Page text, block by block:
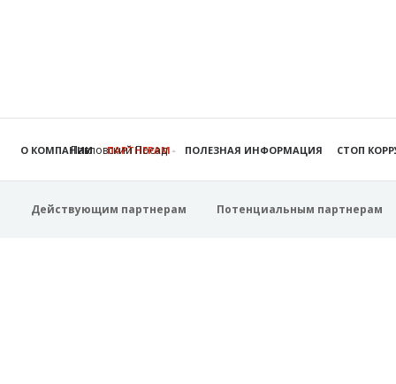
Павловский Посад
О КОМПАНИИ ПАРТНЕРАМ ПОЛЕЗНАЯ ИНФОРМАЦИЯ СТОП
Действующим партнерам Потенциальным партнерам